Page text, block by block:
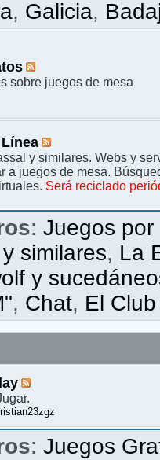
, Galicia,
sobre juegos de mesa
y similares. Webs y
a juegos de mesa.
Será reciclado
: Juegos por
similares, La
y
, Chat, El
: Juegos